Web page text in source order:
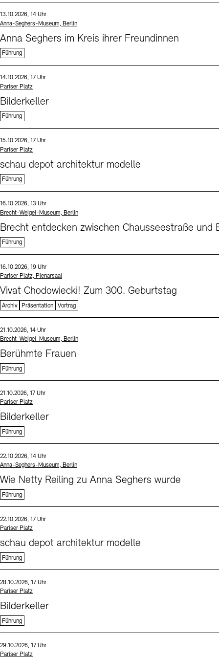
Datum und Uhrzeit:
13.10.2026, 14 Uhr
Standort
Anna-Seghers-Museum, Berlin
Anna Seghers im Kreis ihrer Freundinnen
Führung
Datum und Uhrzeit:
14.10.2026, 17 Uhr
Standort
Pariser Platz
Bilderkeller
Führung
Datum und Uhrzeit:
15.10.2026, 17 Uhr
Standort
Pariser Platz
schau depot architektur modelle
Führung
Datum und Uhrzeit:
16.10.2026, 13 Uhr
Standort
Brecht-Weigel-Museum, Berlin
Brecht entdecken zwischen Chausseestraße und
Führung
Datum und Uhrzeit:
16.10.2026, 19 Uhr
Standort
Pariser Platz, Plenarsaal
Vivat Chodowiecki! Zum 300. Geburtstag
Archiv Präsentation Vortrag
Datum und Uhrzeit:
21.10.2026, 14 Uhr
Standort
Brecht-Weigel-Museum, Berlin
Berühmte Frauen
Führung
Datum und Uhrzeit:
21.10.2026, 17 Uhr
Standort
Pariser Platz
Bilderkeller
Führung
Datum und Uhrzeit:
22.10.2026, 14 Uhr
Standort
Anna-Seghers-Museum, Berlin
Wie Netty Reiling zu Anna Seghers wurde
Führung
Datum und Uhrzeit:
22.10.2026, 17 Uhr
Standort
Pariser Platz
schau depot architektur modelle
Führung
Datum und Uhrzeit:
28.10.2026, 17 Uhr
Standort
Pariser Platz
Bilderkeller
Führung
Datum und Uhrzeit:
29.10.2026, 17 Uhr
Standort
Pariser Platz